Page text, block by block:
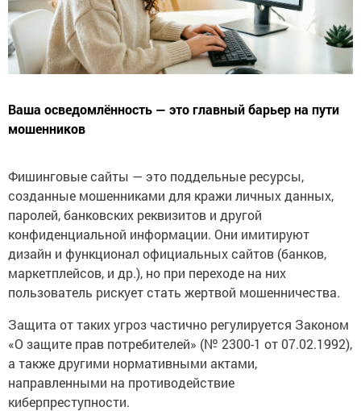
Ваша осведомлённость — это главный барьер на пути
мошенников
Фишинговые сайты — это поддельные ресурсы,
созданные мошенниками для кражи личных данных,
паролей, банковских реквизитов и другой
конфиденциальной информации. Они имитируют
дизайн и функционал официальных сайтов (банков,
маркетплейсов, и др.), но при переходе на них
пользователь рискует стать жертвой мошенничества.
Защита от таких угроз частично регулируется Законом
«О защите прав потребителей» (№ 2300-1 от 07.02.1992),
а также другими нормативными актами,
направленными на противодействие
киберпреступности.